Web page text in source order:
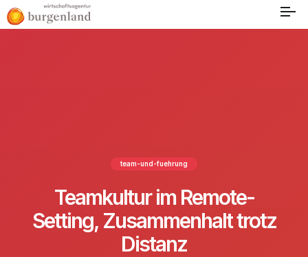
team-und-fuehrung
Teamkultur im Remote-
Setting, Zusammenhalt trotz
Distanz